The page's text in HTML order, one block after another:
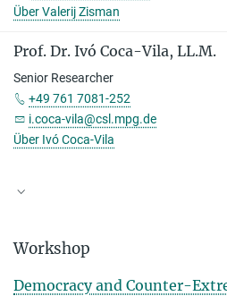
Über Valerij Zisman
Prof. Dr. Ivó Co­ca-Vi­la, LL.M.
Senior Researcher
+49 761 7081-252
i.coca-vila@csl.mpg.de
Über Ivó Co­ca-Vi­la
Workshop
Democracy and Counter-